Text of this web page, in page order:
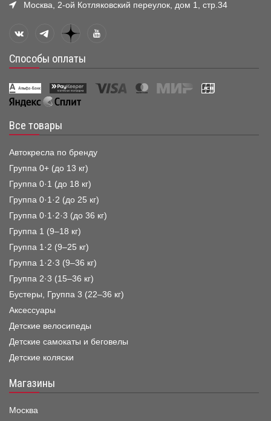
Москва, 2-ой Котляковский переулок, дом 1, стр.34
Способы оплаты
Все товары
Автокресла по бренду
Группа 0+ (до 13 кг)
Группа 0·1 (до 18 кг)
Группа 0·1·2 (до 25 кг)
Группа 0·1·2·3 (до 36 кг)
Группа 1 (9–18 кг)
Группа 1·2 (9–25 кг)
Группа 1·2·3 (9–36 кг)
Группа 2·3 (15–36 кг)
Бустеры, Группа 3 (22–36 кг)
Аксессуары
Детские велосипеды
Детские самокаты и беговелы
Детские коляски
Магазины
Москва